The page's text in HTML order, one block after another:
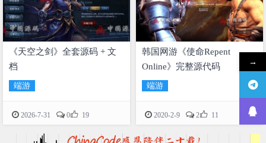
《天空之剑》全套源码 + 文
档
端游
2026-7-31 0 19
韩国网游《使命Repent
Online》完整源代码
端游
2020-2-9 2 11
→